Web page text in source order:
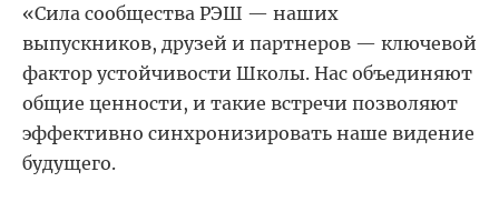
«Сила сообщества РЭШ — наших
выпускников, друзей и партнеров — ключевой
фактор устойчивости Школы. Нас объединяют
общие ценности, и такие встречи позволяют
эффективно синхронизировать наше видение
будущего.